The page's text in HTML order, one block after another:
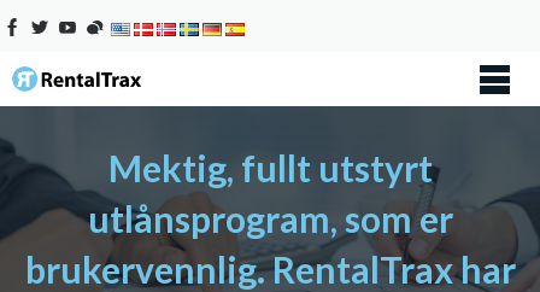
Mektig, fullt utstyrt
utlånsprogram, som er
brukervennlig. RentalTrax har